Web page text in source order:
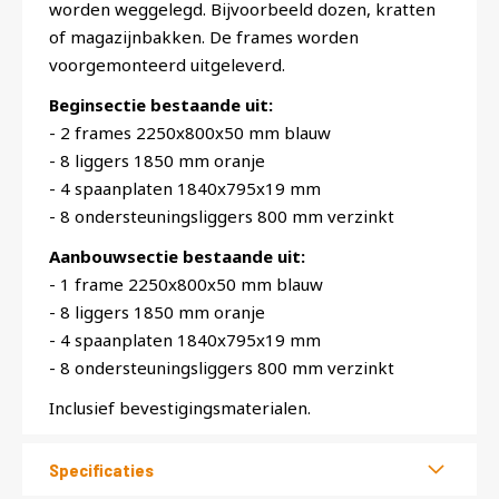
worden weggelegd. Bijvoorbeeld dozen, kratten
of magazijnbakken. De frames worden
voorgemonteerd uitgeleverd.
Beginsectie bestaande uit:
- 2 frames 2250x800x50 mm blauw
- 8 liggers 1850 mm oranje
- 4 spaanplaten 1840x795x19 mm
- 8 ondersteuningsliggers 800 mm verzinkt
Aanbouwsectie bestaande uit:
- 1 frame 2250x800x50 mm blauw
- 8 liggers 1850 mm oranje
- 4 spaanplaten 1840x795x19 mm
- 8 ondersteuningsliggers 800 mm verzinkt
Inclusief bevestigingsmaterialen.
Specificaties